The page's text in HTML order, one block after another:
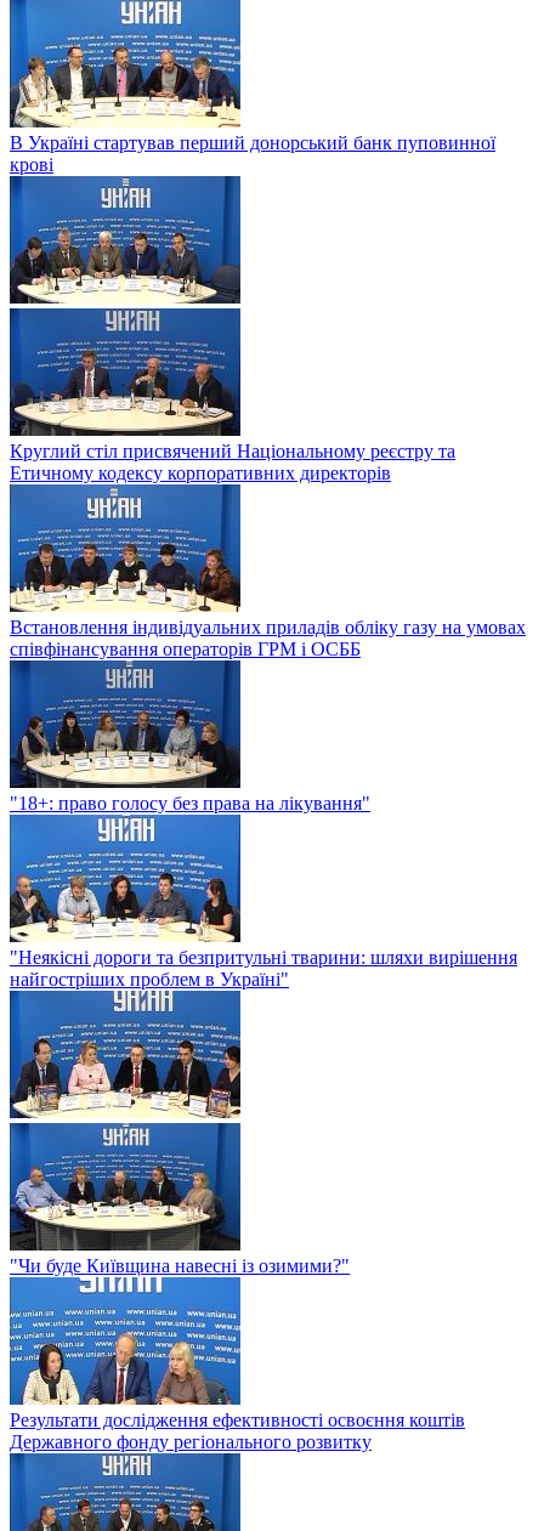
В Україні стартував перший донорський банк пуповинної
крові
Круглий стіл присвячений Національному реєстру та
Етичному кодексу корпоративних директорів
Встановлення індивідуальних приладів обліку газу на умовах
співфінансування операторів ГРМ і ОСББ
"18+: право голосу без права на лікування"
"Неякісні дороги та безпритульні тварини: шляхи вирішення
найгостріших проблем в Україні"
"Чи буде Київщина навесні із озимими?"
Результати дослідження ефективності освоєння коштів
Державного фонду регіонального розвитку